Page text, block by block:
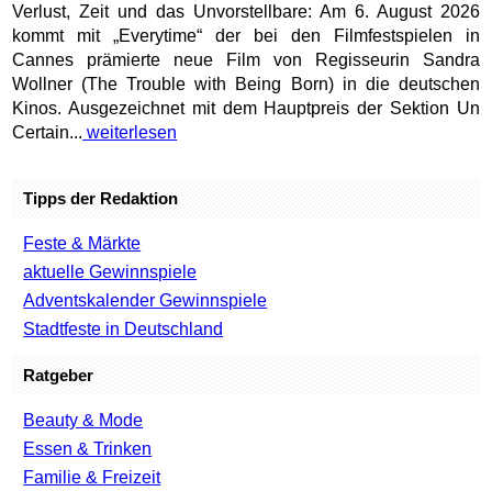
Verlust, Zeit und das Unvorstellbare: Am 6. August 2026
kommt mit „Everytime“ der bei den Filmfestspielen in
Cannes prämierte neue Film von Regisseurin Sandra
Wollner (The Trouble with Being Born) in die deutschen
Kinos. Ausgezeichnet mit dem Hauptpreis der Sektion Un
Certain... weiterlesen
Tipps der Redaktion
Feste & Märkte
aktuelle Gewinnspiele
Adventskalender Gewinnspiele
Stadtfeste in Deutschland
Ratgeber
Beauty & Mode
Essen & Trinken
Familie & Freizeit